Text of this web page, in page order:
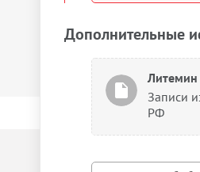
Дополнительные
Литемин
Записи
РФ